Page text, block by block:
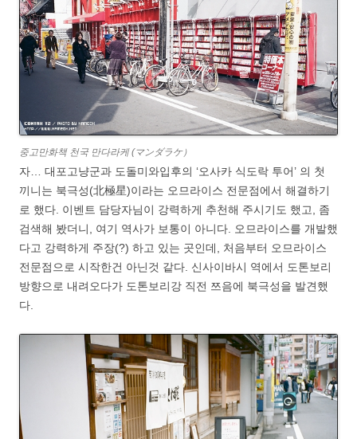
중고만화책 천국 만다라케 (マンダラケ）
자… 대포고냥군과 도돌미와입후의 ‘오사카 식도락 투어’ 의 첫
끼니는 북극성(北極星)이라는 오므라이스 전문점에서 해결하기
로 했다. 이벤트 담당자님이 강력하게 추천해 주시기도 했고, 좀
검색해 봤더니, 여기 역사가 보통이 아니다. 오므라이스를 개발했
다고 강력하게 주장(?) 하고 있는 곳인데, 처음부터 오므라이스
전문점으로 시작한건 아닌것 같다. 신사이바시 역에서 도톤보리
방향으로 내려오다가 도톤보리강 직전 쯔음에 북극성을 발견했
다.